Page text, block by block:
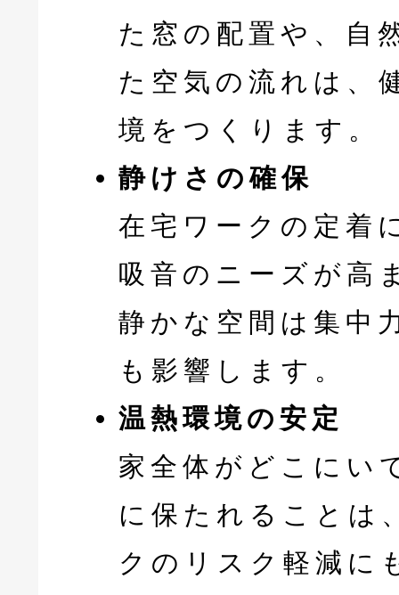
た窓の配置や、自
た空気の流れは、
境をつくります。
静けさの確保
在宅ワークの定着
吸音のニーズが高
静かな空間は集中
も影響します。
温熱環境の安定
家全体がどこにい
に保たれることは
クのリスク軽減に